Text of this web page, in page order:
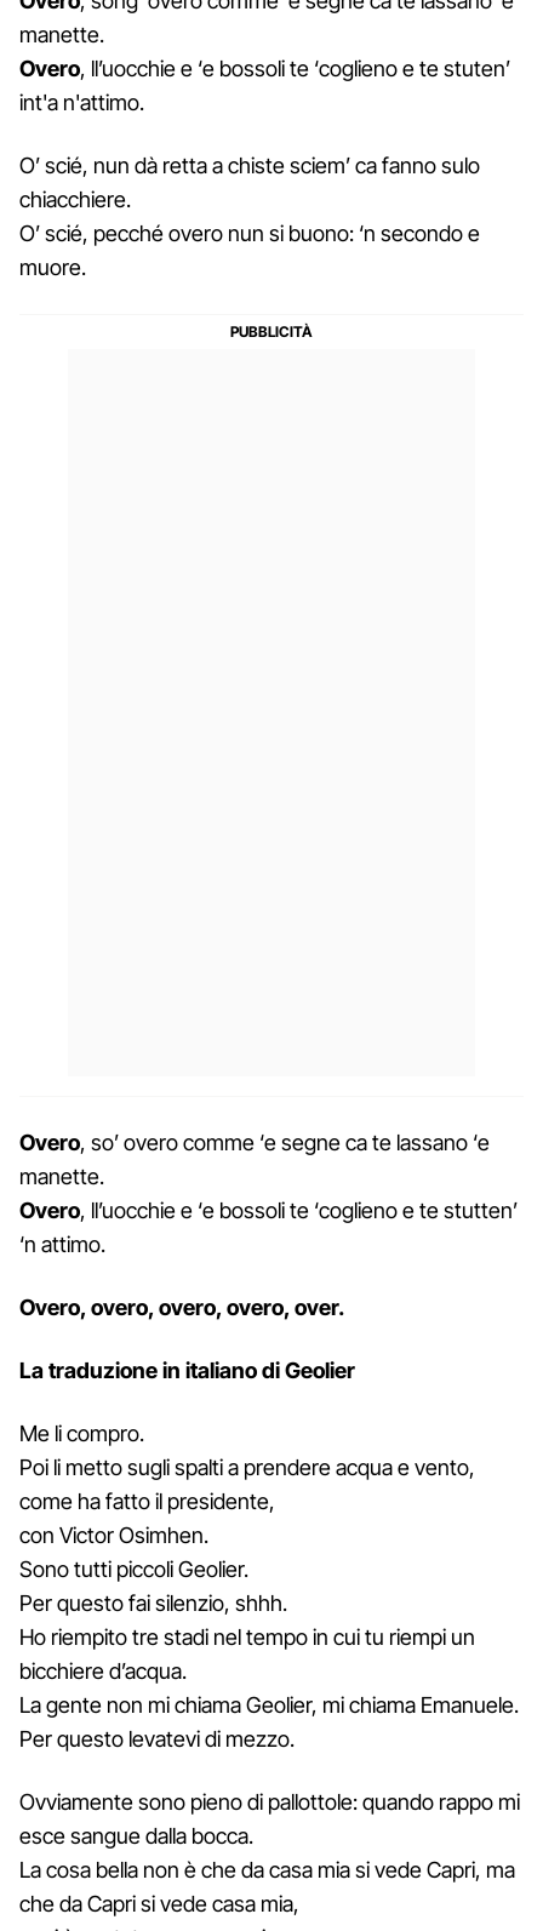
manette.
Overo, ll’uocchie e ‘e bossoli te ‘coglieno e te stuten’
int'a n'attimo.
O’ scié, nun dà retta a chiste sciem’ ca fanno sulo
chiacchiere.
O’ scié, pecché overo nun si buono: ‘n secondo e
muore.
Overo, so’ overo comme ‘e segne ca te lassano ‘e
manette.
Overo, ll’uocchie e ‘e bossoli te ‘coglieno e te stutten’
‘n attimo.
Overo, overo, overo, overo, over.
La traduzione in italiano di Geolier
Me li compro.
Poi li metto sugli spalti a prendere acqua e vento,
come ha fatto il presidente,
con Victor Osimhen.
Sono tutti piccoli Geolier.
Per questo fai silenzio, shhh.
Ho riempito tre stadi nel tempo in cui tu riempi un
bicchiere d’acqua.
La gente non mi chiama Geolier, mi chiama Emanuele.
Per questo levatevi di mezzo.
Ovviamente sono pieno di pallottole: quando rappo mi
esce sangue dalla bocca.
La cosa bella non è che da casa mia si vede Capri, ma
che da Capri si vede casa mia,